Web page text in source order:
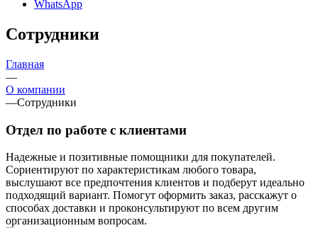
WhatsApp
Сотрудники
Главная
—
О компании
—Сотрудники
Отдел по работе с клиентами
Надежные и позитивные помощники для покупателей.
Сориентируют по характеристикам любого товара,
выслушают все предпочтения клиентов и подберут идеально
подходящий вариант. Помогут оформить заказ, расскажут о
способах доставки и проконсультируют по всем другим
организационным вопросам.